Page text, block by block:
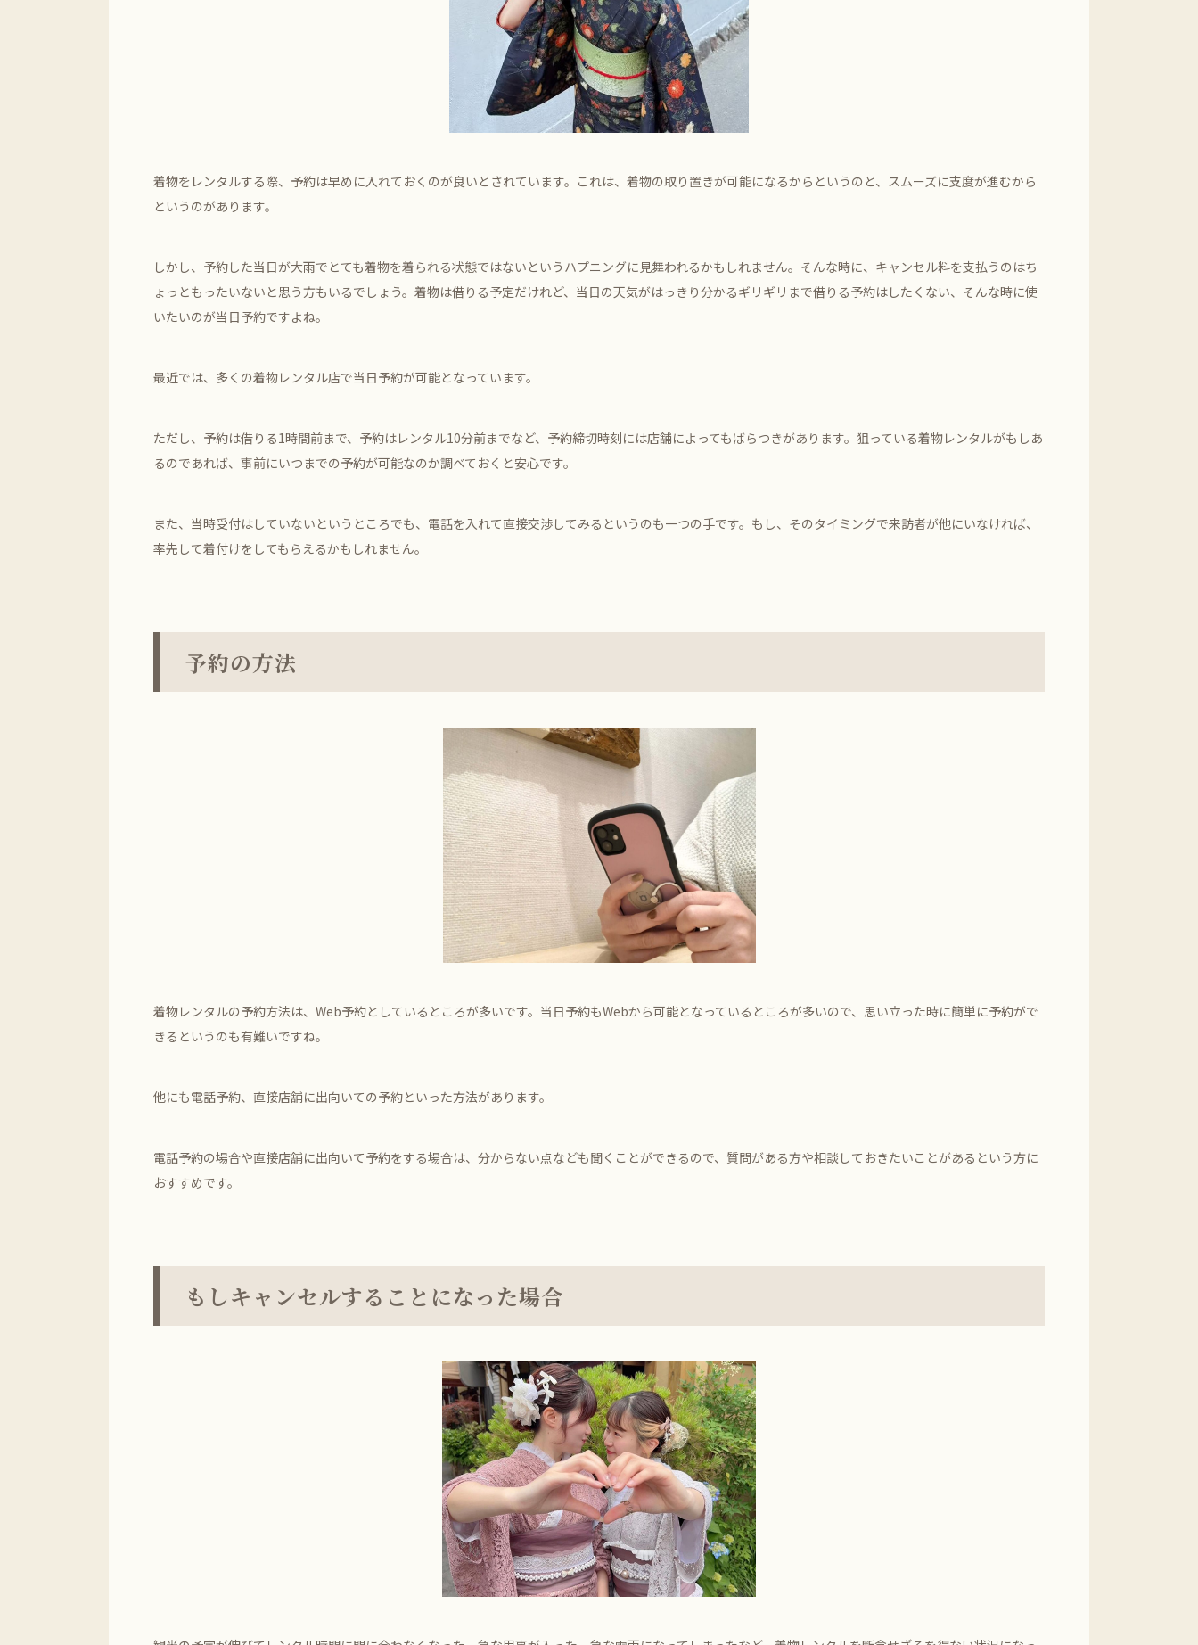
着物をレンタルする際、予約は早めに入れておくのが良いとされています。これは、着物の取り置きが可能になるからというのと、スムーズに支度が進むから
というのがあります。
しかし、予約した当日が大雨でとても着物を着られる状態ではないというハプニングに見舞われるかもしれません。そんな時に、キャンセル料を支払うのはち
ょっともったいないと思う方もいるでしょう。着物は借りる予定だけれど、当日の天気がはっきり分かるギリギリまで借りる予約はしたくない、そんな時に使
いたいのが当日予約ですよね。
最近では、多くの着物レンタル店で当日予約が可能となっています。
ただし、予約は借りる1時間前まで、予約はレンタル10分前までなど、予約締切時刻には店舗によってもばらつきがあります。狙っている着物レンタルがもしあ
るのであれば、事前にいつまでの予約が可能なのか調べておくと安心です。
また、当時受付はしていないというところでも、電話を入れて直接交渉してみるというのも一つの手です。もし、そのタイミングで来訪者が他にいなければ、
率先して着付けをしてもらえるかもしれません。
予約の方法
着物レンタルの予約方法は、Web予約としているところが多いです。当日予約もWebから可能となっているところが多いので、思い立った時に簡単に予約がで
きるというのも有難いですね。
他にも電話予約、直接店舗に出向いての予約といった方法があります。
電話予約の場合や直接店舗に出向いて予約をする場合は、分からない点なども聞くことができるので、質問がある方や相談しておきたいことがあるという方に
おすすめです。
もしキャンセルすることになった場合